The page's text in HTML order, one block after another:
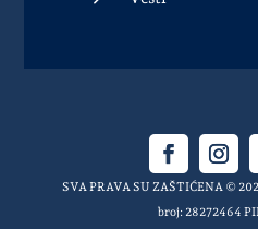
SVA PRAVA SU ZAŠTIĆENA ©
broj: 28272464